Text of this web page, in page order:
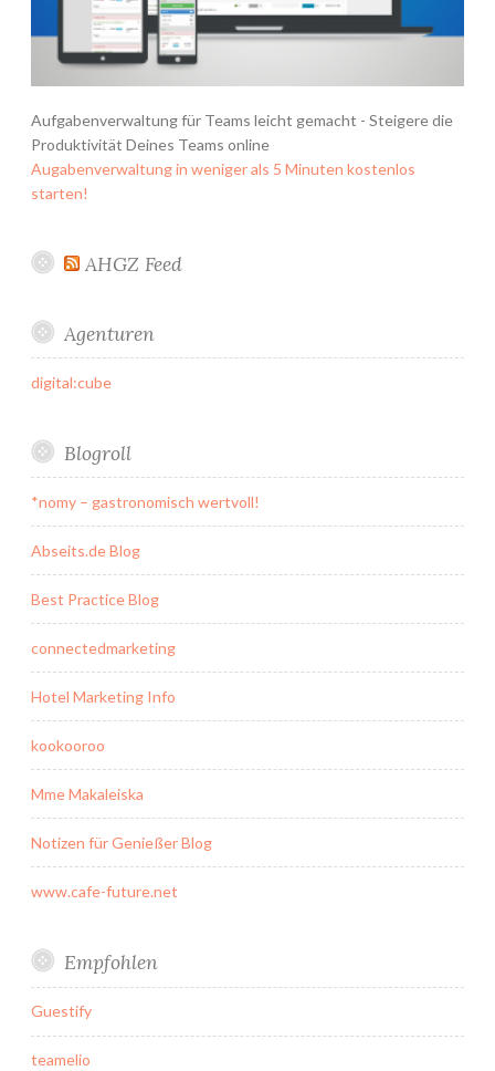
Aufgabenverwaltung für Teams leicht gemacht - Steigere die
Produktivität Deines Teams online
Augabenverwaltung in weniger als 5 Minuten kostenlos
starten!
AHGZ Feed
Agenturen
digital:cube
Blogroll
*nomy – gastronomisch wertvoll!
Abseits.de Blog
Best Practice Blog
connectedmarketing
Hotel Marketing Info
kookooroo
Mme Makaleiska
Notizen für Genießer Blog
www.cafe-future.net
Empfohlen
Guestify
teamelio